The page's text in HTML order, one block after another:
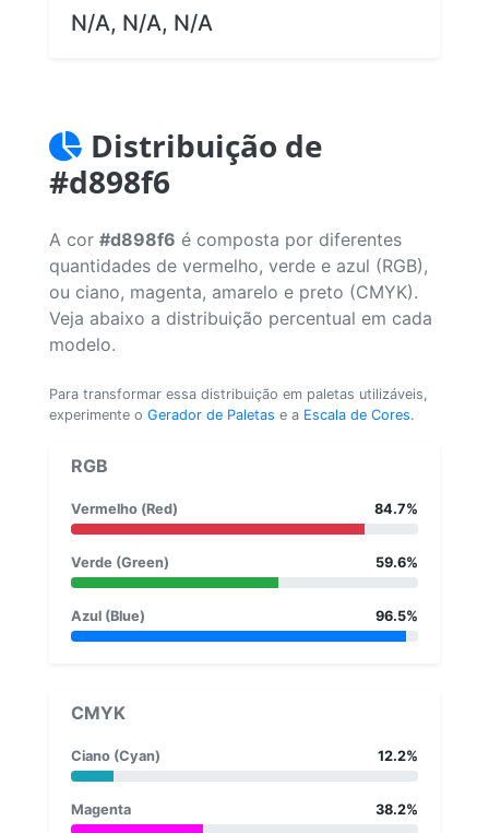
N/A, N/A, N/A
Distribuição de
#d898f6
A cor #d898f6 é composta por diferentes
quantidades de vermelho, verde e azul (RGB),
ou ciano, magenta, amarelo e preto (CMYK).
Veja abaixo a distribuição percentual em cada
modelo.
Para transformar essa distribuição em paletas utilizáveis,
experimente o Gerador de Paletas e a Escala de Cores.
RGB
Vermelho (Red) 84.7%
Verde (Green) 59.6%
Azul (Blue) 96.5%
CMYK
Ciano (Cyan) 12.2%
Magenta 38.2%